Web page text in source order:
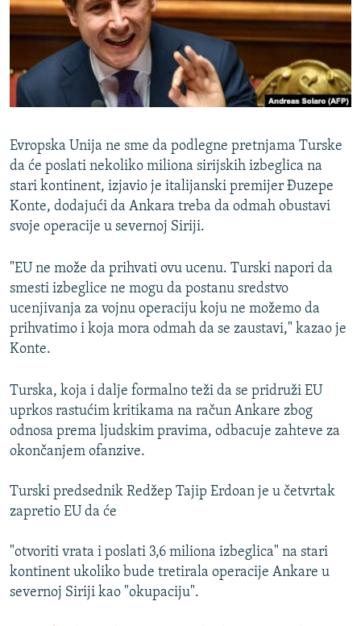
ISPRIČAJ MI
DNEVNO@RSE
SPECIJALI RSE
VIŠE OD NASLOVA
POPLAVE I KLIZIŠTA U BIH 2024.
TV LIBERTY
POST SCRIPTUM
TRI DECENIJE OD RATA U BIH
SVE KARTE DEJTONA
NASTANAK I RASPAD JUGOSLAVIJE
Sve RFE/RL stranice
Evropska Unija ne sme da podlegne pretnjama Turske
da će poslati nekoliko miliona sirijskih izbeglica na
stari kontinent, izjavio je italijanski premijer Đuzepe
Konte, dodajući da Ankara treba da odmah obustavi
svoje operacije u severnoj Siriji.
"EU ne može da prihvati ovu ucenu. Turski napori da
smesti izbeglice ne mogu da postanu sredstvo
ucenjivanja za vojnu operaciju koju ne možemo da
prihvatimo i koja mora odmah da se zaustavi," kazao je
Konte.
Turska, koja i dalje formalno teži da se pridruži EU
uprkos rastućim kritikama na račun Ankare zbog
odnosa prema ljudskim pravima, odbacuje zahteve za
okončanjem ofanzive.
Turski predsednik Redžep Tajip Erdoan je u četvrtak
zapretio EU da će
"otvoriti vrata i poslati 3,6 miliona izbeglica" na stari
kontinent ukoliko bude tretirala operacije Ankare u
severnoj Siriji kao "okupaciju".